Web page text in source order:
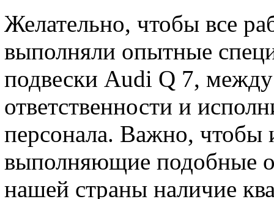
Желательно, чтобы все
выполняли опытные
подвески Audi Q 7,
ответственности и
персонала. Важно, чтобы
выполняющие подобные
нашей страны наличие